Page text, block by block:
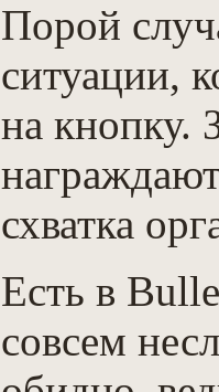
Порой
ситуации,
на кнопку.
схватка
Есть в
совсем